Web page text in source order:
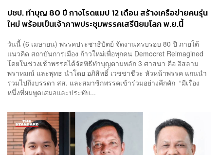
ปชป. ทำบุญ 80 ปี กางโรดแมป 12 เดือน สร้างเครือข่ายคนรุ่น
ใหม่ พร้อมเป็นเจ้าภาพประชุมพรรคเสรีนิยมโลก พ.ย.นี้
วันนี้ (6 เมษายน) พรรคประช​า​ธิปัตย์​ จัดงานครบรอบ​ 80 ปี​ ภายใต้
แนวคิด สถาบันการเมือง ก้าวใหม่เพื่อทุกคน​ Democret Reimagined
โดยในช่วงเช้าพรรคได้จัดพิธีทำบุญตามหลัก 3 ศาสนา คือ อิสลาม
พราหมณ์​ และพุทธ​ นำโดย อภิสิทธิ์​ เวชชาชีวะ หัวหน้าพรรค แกนนำ
รวมไปถึงบรรดา สส.​ และสมาชิกพรรคเข้าร่วมอย่างคึกคัก​ “มีเรื่อง
หนึ่งที่ผมพูดเสมอและประทับ...